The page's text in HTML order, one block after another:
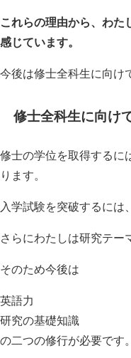
これらの理由から、わた
感じています。
今後は修士全科生に向け
修士全科生に向け
修士の学位を取得するに
ります。
入学試験を突破するには
さらにわたしは研究テー
そのため今後は
英語力
研究の基礎知識
の二つの修行が必要です。